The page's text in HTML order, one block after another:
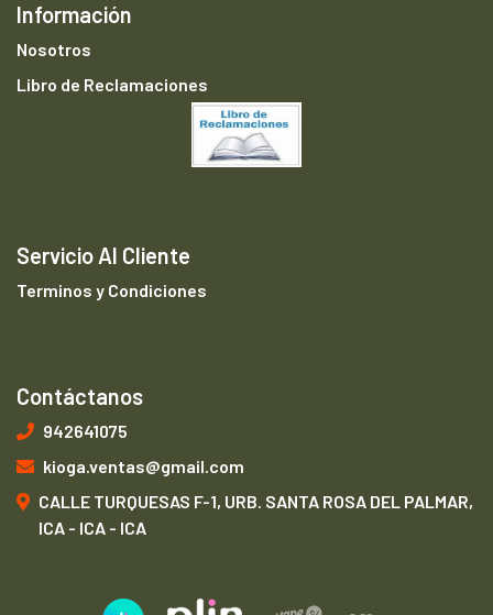
Información
Nosotros
Libro de Reclamaciones
Servicio Al Cliente
Terminos y Condiciones
Contáctanos
942641075
kioga.ventas@gmail.com
CALLE TURQUESAS F-1, URB. SANTA ROSA DEL PALMAR,
ICA - ICA - ICA